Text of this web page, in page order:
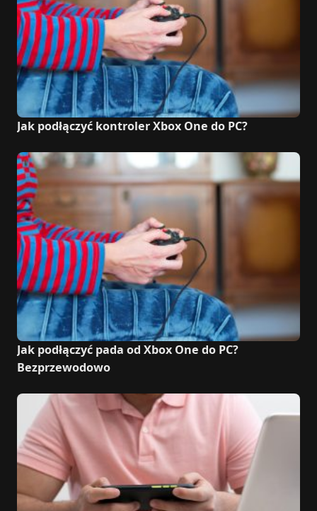
Jak podłączyć kontroler Xbox One do PC?
Jak podłączyć pada od Xbox One do PC?
Bezprzewodowo